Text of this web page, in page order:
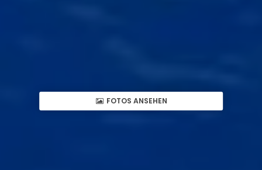
FOTOS ANSEHEN